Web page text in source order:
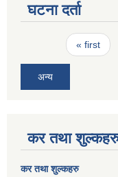
घटना दर्ता
Pages« first
अन्य
कर तथा
कर तथा शुल्कहरु